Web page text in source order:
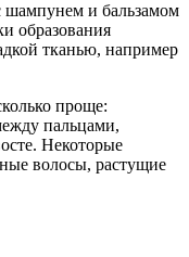
шампунем и бальзамом
образования
тканью, например
проще:
пальцами,
Некоторые
волосы, растущие